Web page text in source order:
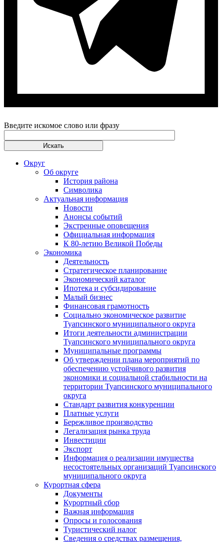
Введите искомое слово или фразу
Округ
Об округе
История района
Символика
Актуальная информация
Новости
Анонсы событий
Экстренные оповещения
Официальная информация
К 80-летию Великой Победы
Экономика
Деятельность
Стратегическое планирование
Экономический каталог
Ипотека и субсидирование
Малый бизнес
Финансовая грамотность
Социально экономическое развитие
Туапсинского муниципального округа
Итоги деятельности администрации
Туапсинского муниципального округа
Муниципальные программы
Об утверждении плана мероприятий по
обеспечению устойчивого развития
экономики и социальной стабильности на
территории Туапсинского муниципального
округа
Стандарт развития конкуренции
Платные услуги
Бережливое производство
Легализация рынка труда
Инвестиции
Экспорт
Информация о реализации имущества
несостоятельных организаций Туапсинского
муниципального округа
Курортная сфера
Документы
Курортный сбор
Важная информация
Опросы и голосования
Туристический налог
Сведения о средствах размещения,